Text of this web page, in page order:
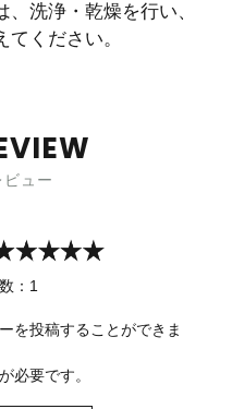
洗浄・乾燥を行い、
ください。
ュー
： 1
を投稿することができま
が必要です。